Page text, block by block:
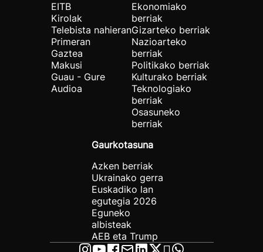
EITB
Kirolak
Telebista nahieran
Primeran
Gaztea
Makusi
Guau - Gure
Audioa
Ekonomiako
berriak
Gizarteko berriak
Nazioarteko
berriak
Politikako berriak
Kulturako berriak
Teknologiako
berriak
Osasuneko
berriak
Gaurkotasuna
Azken berriak
Ukrainako gerra
Euskadiko lan
egutegia 2026
Eguneko
albisteak
AEB eta Trump